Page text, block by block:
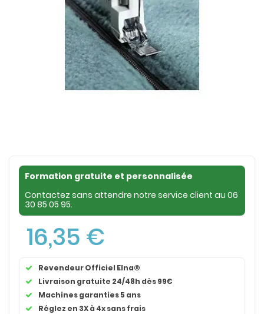
Formation gratuite et personnalisée
Contactez sans attendre notre service client au 06
30 85 05 95.
16,35 €
Revendeur Officiel Elna®
Livraison gratuite 24/48h dès 99€
Machines garanties 5 ans
Réglez en 3X à 4x sans frais